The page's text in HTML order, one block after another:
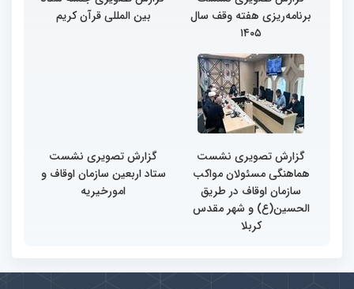
برنامه‌ریزی هفته وقف سال
۱۴۰۵
بین المللی قرآن کریم
گزارش تصویری نشست
هماهنگی مسئولان مواکب
سازمان اوقاف در طریق
الحسین(ع) و شهر مقدس
کربلا
گزارش تصویری نشست
ستاد اربعین سازمان اوقاف و
امورخیریه